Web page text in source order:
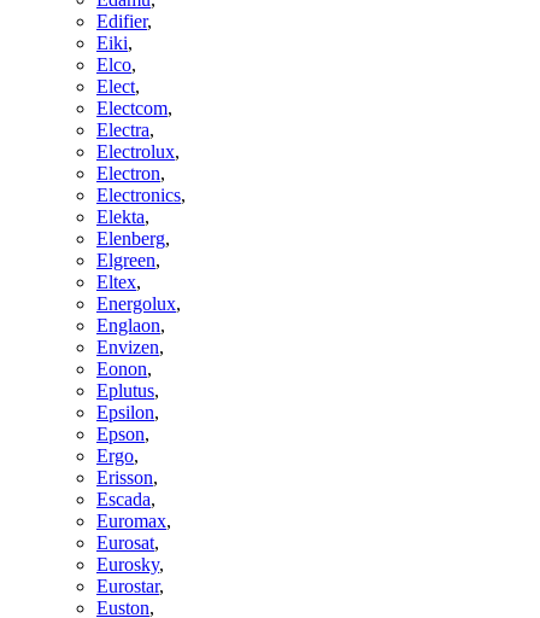
Edifier,
Eiki,
Elco,
Elect,
Electcom,
Electra,
Electrolux,
Electron,
Electronics,
Elekta,
Elenberg,
Elgreen,
Eltex,
Energolux,
Englaon,
Envizen,
Eonon,
Eplutus,
Epsilon,
Epson,
Ergo,
Erisson,
Escada,
Euromax,
Eurosat,
Eurosky,
Eurostar,
Euston,